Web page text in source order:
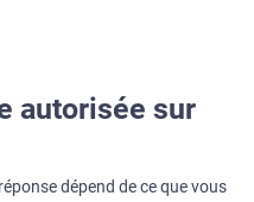
autorisée sur
dépend de ce que vous